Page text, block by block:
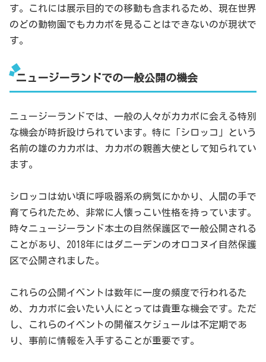
す。これには展示目的での移動も含まれるため、現在世界
のどの動物園でもカカポを見ることはできないのが現状で
す。
ニュージーランドでの一般公開の機会
ニュージーランドでは、一般の人々がカカポに会える特別
な機会が時折設けられています。特に「シロッコ」という
名前の雄のカカポは、カカポの親善大使として知られてい
ます。
シロッコは幼い頃に呼吸器系の病気にかかり、人間の手で
育てられたため、非常に人懐っこい性格を持っています。
時々ニュージーランド本土の自然保護区で一般公開される
ことがあり、2018年にはダニーデンのオロコヌイ自然保護
区で公開されました。
これらの公開イベントは数年に一度の頻度で行われるた
め、カカポに会いたい人にとっては貴重な機会です。ただ
し、これらのイベントの開催スケジュールは不定期であ
り、事前に情報を入手することが重要です。